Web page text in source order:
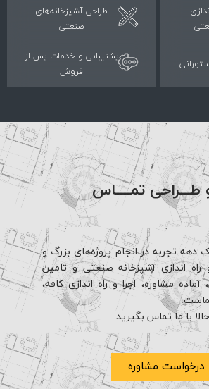
طراحی آشپزخانه‌های
صنعتی
پشتیبانی و خدمات پس از
فروش
تمــــاس
در انجام پروژه‌های بزرگ و
آشپزخانه صنعتی و تامین
مشاوره، اجرا و راه اندازی کافه،
ما تماس بگیرید.
مشاوره